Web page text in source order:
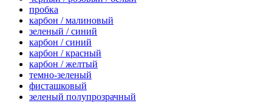
пробка
карбон / малиновый
зеленый / синий
карбон / синий
карбон / красный
карбон / желтый
темно-зеленый
фисташковый
зеленый полупрозрачный